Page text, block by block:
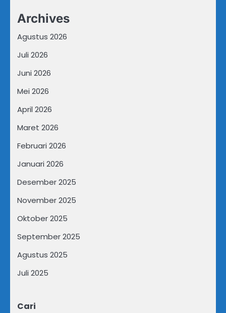
Archives
Agustus 2026
Juli 2026
Juni 2026
Mei 2026
April 2026
Maret 2026
Februari 2026
Januari 2026
Desember 2025
November 2025
Oktober 2025
September 2025
Agustus 2025
Juli 2025
Cari